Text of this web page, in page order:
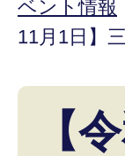
ベント情報
11月1日】
【